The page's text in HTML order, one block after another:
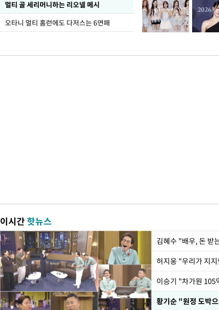
멀티 골 세리머니하는 리오넬 메시
오타니 멀티 홈런에도 다저스는 6연패
이시간핫뉴스
김혜수 "배우, 돈 받
황기순 "원정 도박